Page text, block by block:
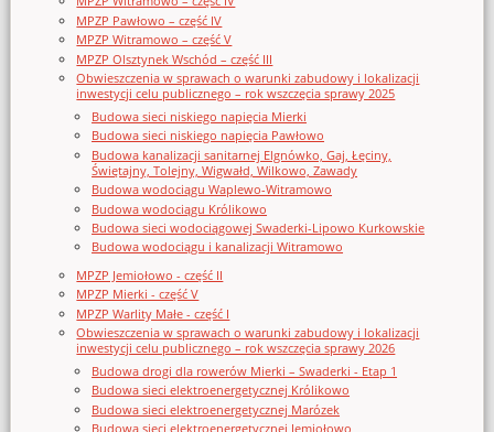
MPZP Pawłowo – część IV
MPZP Witramowo – część V
MPZP Olsztynek Wschód – część III
Obwieszczenia w sprawach o warunki zabudowy i lokalizacji
inwestycji celu publicznego – rok wszczęcia sprawy 2025
Budowa sieci niskiego napięcia Mierki
Budowa sieci niskiego napięcia Pawłowo
Budowa kanalizacji sanitarnej Elgnówko, Gaj, Łęciny,
Świętajny, Tolejny, Wigwałd, Wilkowo, Zawady
Budowa wodociągu Waplewo-Witramowo
Budowa wodociągu Królikowo
Budowa sieci wodociągowej Swaderki-Lipowo Kurkowskie
Budowa wodociągu i kanalizacji Witramowo
MPZP Jemiołowo - część II
MPZP Mierki - część V
MPZP Warlity Małe - część I
Obwieszczenia w sprawach o warunki zabudowy i lokalizacji
inwestycji celu publicznego – rok wszczęcia sprawy 2026
Budowa drogi dla rowerów Mierki – Swaderki - Etap 1
Budowa sieci elektroenergetycznej Królikowo
Budowa sieci elektroenergetycznej Marózek
Budowa sieci elektroenergetycznej Jemiołowo